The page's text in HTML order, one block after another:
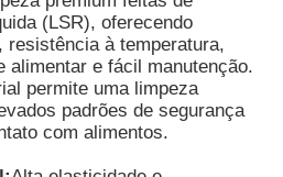
(LSR), oferecendo
resistência à temperatura,
alimentar e fácil manutenção.
permite uma limpeza
padrões de segurança
com alimentos.